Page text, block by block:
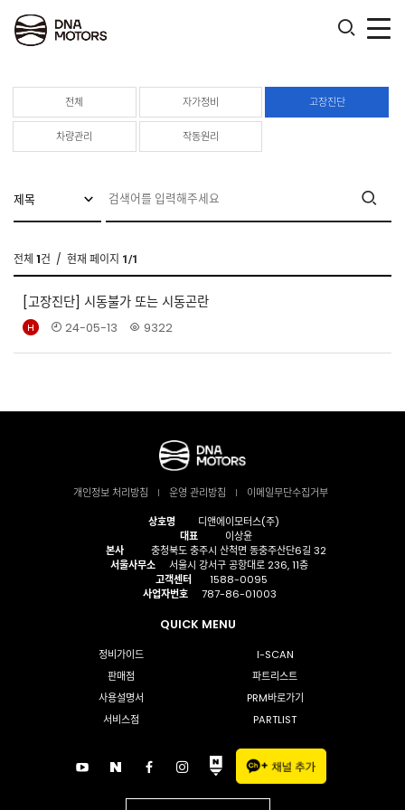
전체 자가정비 고장진단
차량관리 작동원리
전체 1건 / 현재 페이지 1/1
[고장진단] 시동불가 또는 시동곤란
24-05-13 9322
개인정보 처리방침 운영 관리방침
이메일무단수집거부
상호명
디앤에이모터스(주)
대표
이상윤
본사
충청북도 충주시 산척면 동충주산단6길 32
서울사무소
서울시 강서구 공항대로 236, 11층
고객센터
1588-0095
사업자번호
787-86-01003
QUICK MENU
정비가이드
I-SCAN
판매점
파트리스트
사용설명서
PRM바로가기
서비스점
PARTLIST